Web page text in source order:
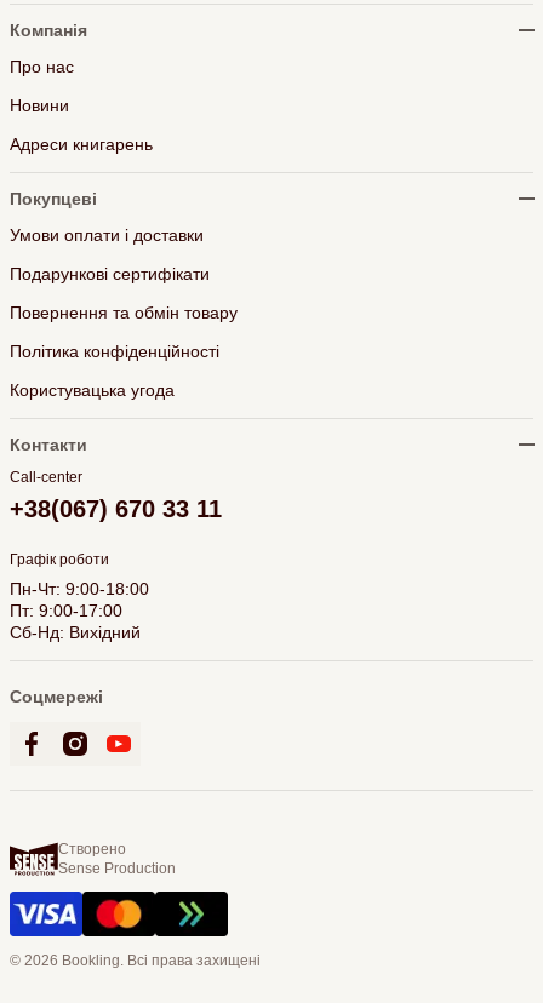
Компанія
Про нас
Новини
Адреси книгарень
Покупцеві
Умови оплати і доставки
Подарункові сертифікати
Повернення та обмін товару
Політика конфіденційності
Користувацька угода
Контакти
Call-center
+38(067) 670 33 11
Графік роботи
Пн-Чт: 9:00-18:00
Пт: 9:00-17:00
Сб-Нд: Вихідний
Соцмережі
Створено
Sense Production
© 2026 Bookling. Всі права захищені